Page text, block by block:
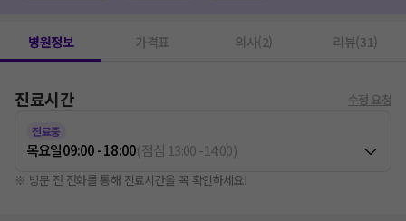
병원정보 가격표 의사(2) 리뷰(31)
진료시간 수정 요청
진료중
목요일09:00 - 18:00(점심 13:00-14:00)
※ 방문 전 전화를 통해 진료시간을 꼭 확인하세요!